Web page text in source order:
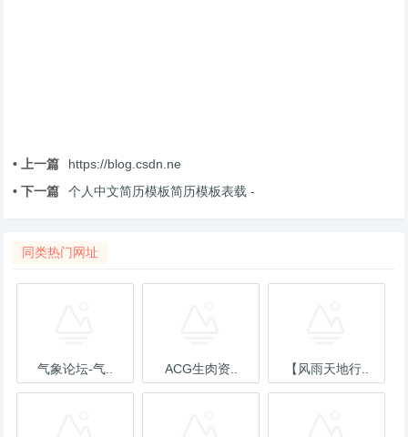
• 上一篇
https://blog.csdn.ne
• 下一篇
个人中文简历模板简历模板表载 -
同类热门网址
气象论坛-气.. ACG生肉资.. 【风雨天地行..